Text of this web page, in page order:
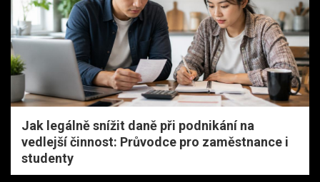
Jak legálně snížit daně při podnikání na
vedlejší činnost: Průvodce pro zaměstnance i
studenty